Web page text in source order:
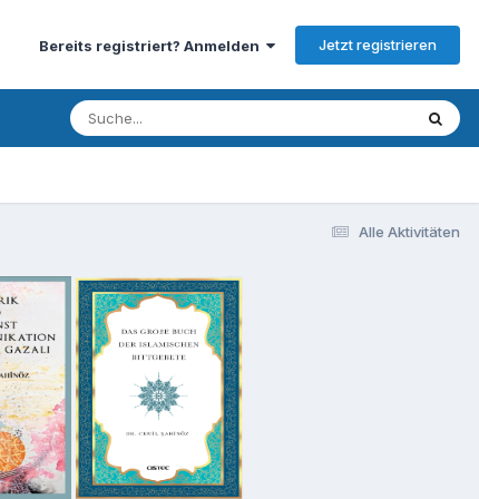
Bereits registriert? Anmelden Jetzt registrieren
Alle Aktivitäten